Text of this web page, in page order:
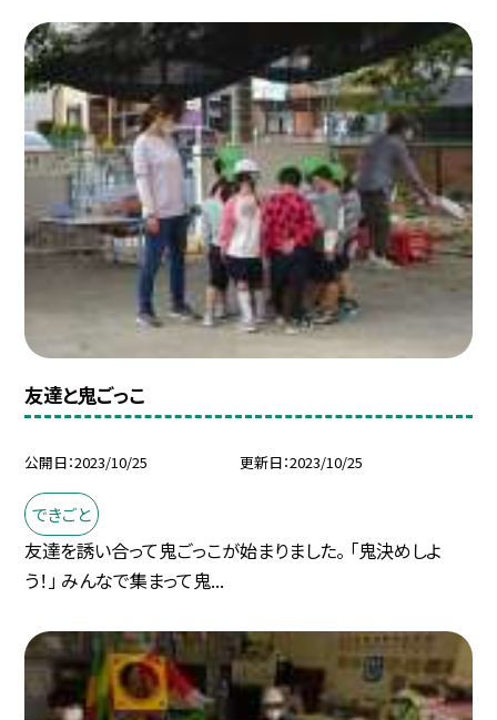
友達と鬼ごっこ
公開日 2023/10/25 更新日 2023/10/25
できごと
友達を誘い合って鬼ごっこが始まりました。 「鬼決めしよ
う！」 みんなで集まって鬼...